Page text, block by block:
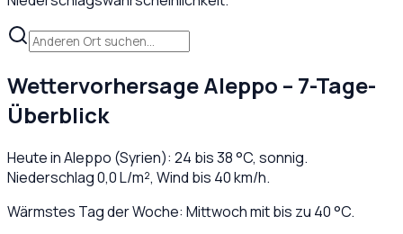
WettervorhersageAleppo – 7-Tage-
Überblick
Heute inAleppo (Syrien): 24 bis38°C, sonnig.
Niederschlag0,0L/m², Wind bis 40km/h.
Wärmstes Tag der Woche: Mittwoch mit bis zu 40 °C.